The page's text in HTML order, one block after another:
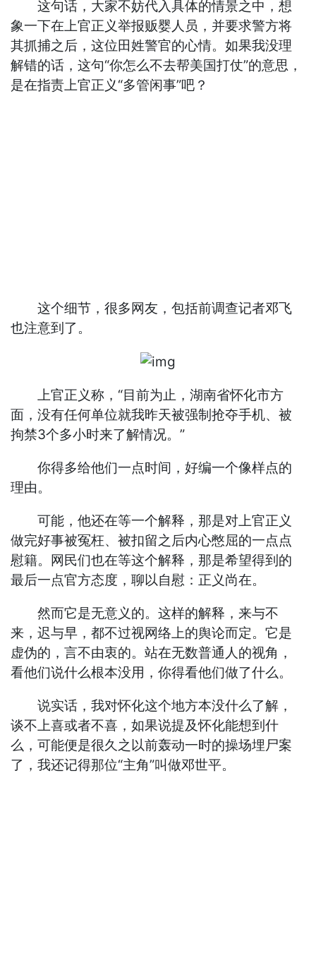
这句话，大家不妨代入具体的情景之中，想
象一下在上官正义举报贩婴人员，并要求警方将
其抓捕之后，这位田姓警官的心情。如果我没理
解错的话，这句“你怎么不去帮美国打仗”的意思，
是在指责上官正义“多管闲事”吧？
这个细节，很多网友，包括前调查记者邓飞
也注意到了。
上官正义称，“目前为止，湖南省怀化市方
面，没有任何单位就我昨天被强制抢夺手机、被
拘禁3个多小时来了解情况。”
你得多给他们一点时间，好编一个像样点的
理由。
可能，他还在等一个解释，那是对上官正义
做完好事被冤枉、被扣留之后内心憋屈的一点点
慰籍。网民们也在等这个解释，那是希望得到的
最后一点官方态度，聊以自慰：正义尚在。
然而它是无意义的。这样的解释，来与不
来，迟与早，都不过视网络上的舆论而定。它是
虚伪的，言不由衷的。站在无数普通人的视角，
看他们说什么根本没用，你得看他们做了什么。
说实话，我对怀化这个地方本没什么了解，
谈不上喜或者不喜，如果说提及怀化能想到什
么，可能便是很久之以前轰动一时的操场埋尸案
了，我还记得那位“主角”叫做邓世平。